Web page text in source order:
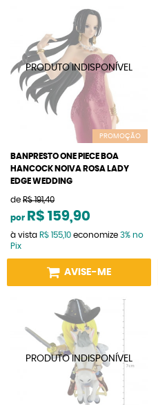
PROMOÇÃO
BANPRESTO ONE PIECE BOA
HANCOCK NOIVA ROSA LADY
EDGE WEDDING
de R$ 191,40
por R$ 159,90
à vista R$ 155,10 economize 3% no
Pix
AVISE-ME